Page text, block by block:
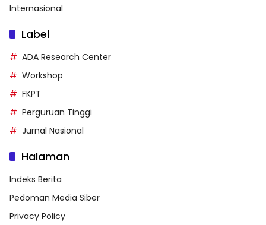
Internasional
Label
ADA Research Center
Workshop
FKPT
Perguruan Tinggi
Jurnal Nasional
Halaman
Indeks Berita
Pedoman Media Siber
Privacy Policy